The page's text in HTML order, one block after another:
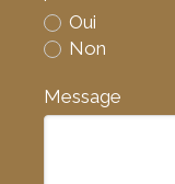
Oui
Non
Message